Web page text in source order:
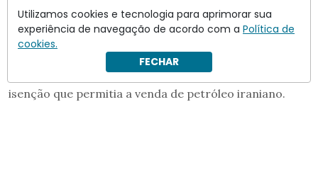
em mais de duas semanas.
Esse aumento reflete o medo de interrupções
prolongadas no fornecimento de energia,
especialmente após o governo Trump revogar a
isenção que permitia a venda de petróleo iraniano.
Utilizamos cookies e tecnologia para aprimorar sua
experiência de navegação de acordo com a Política de
cookies.
FECHAR